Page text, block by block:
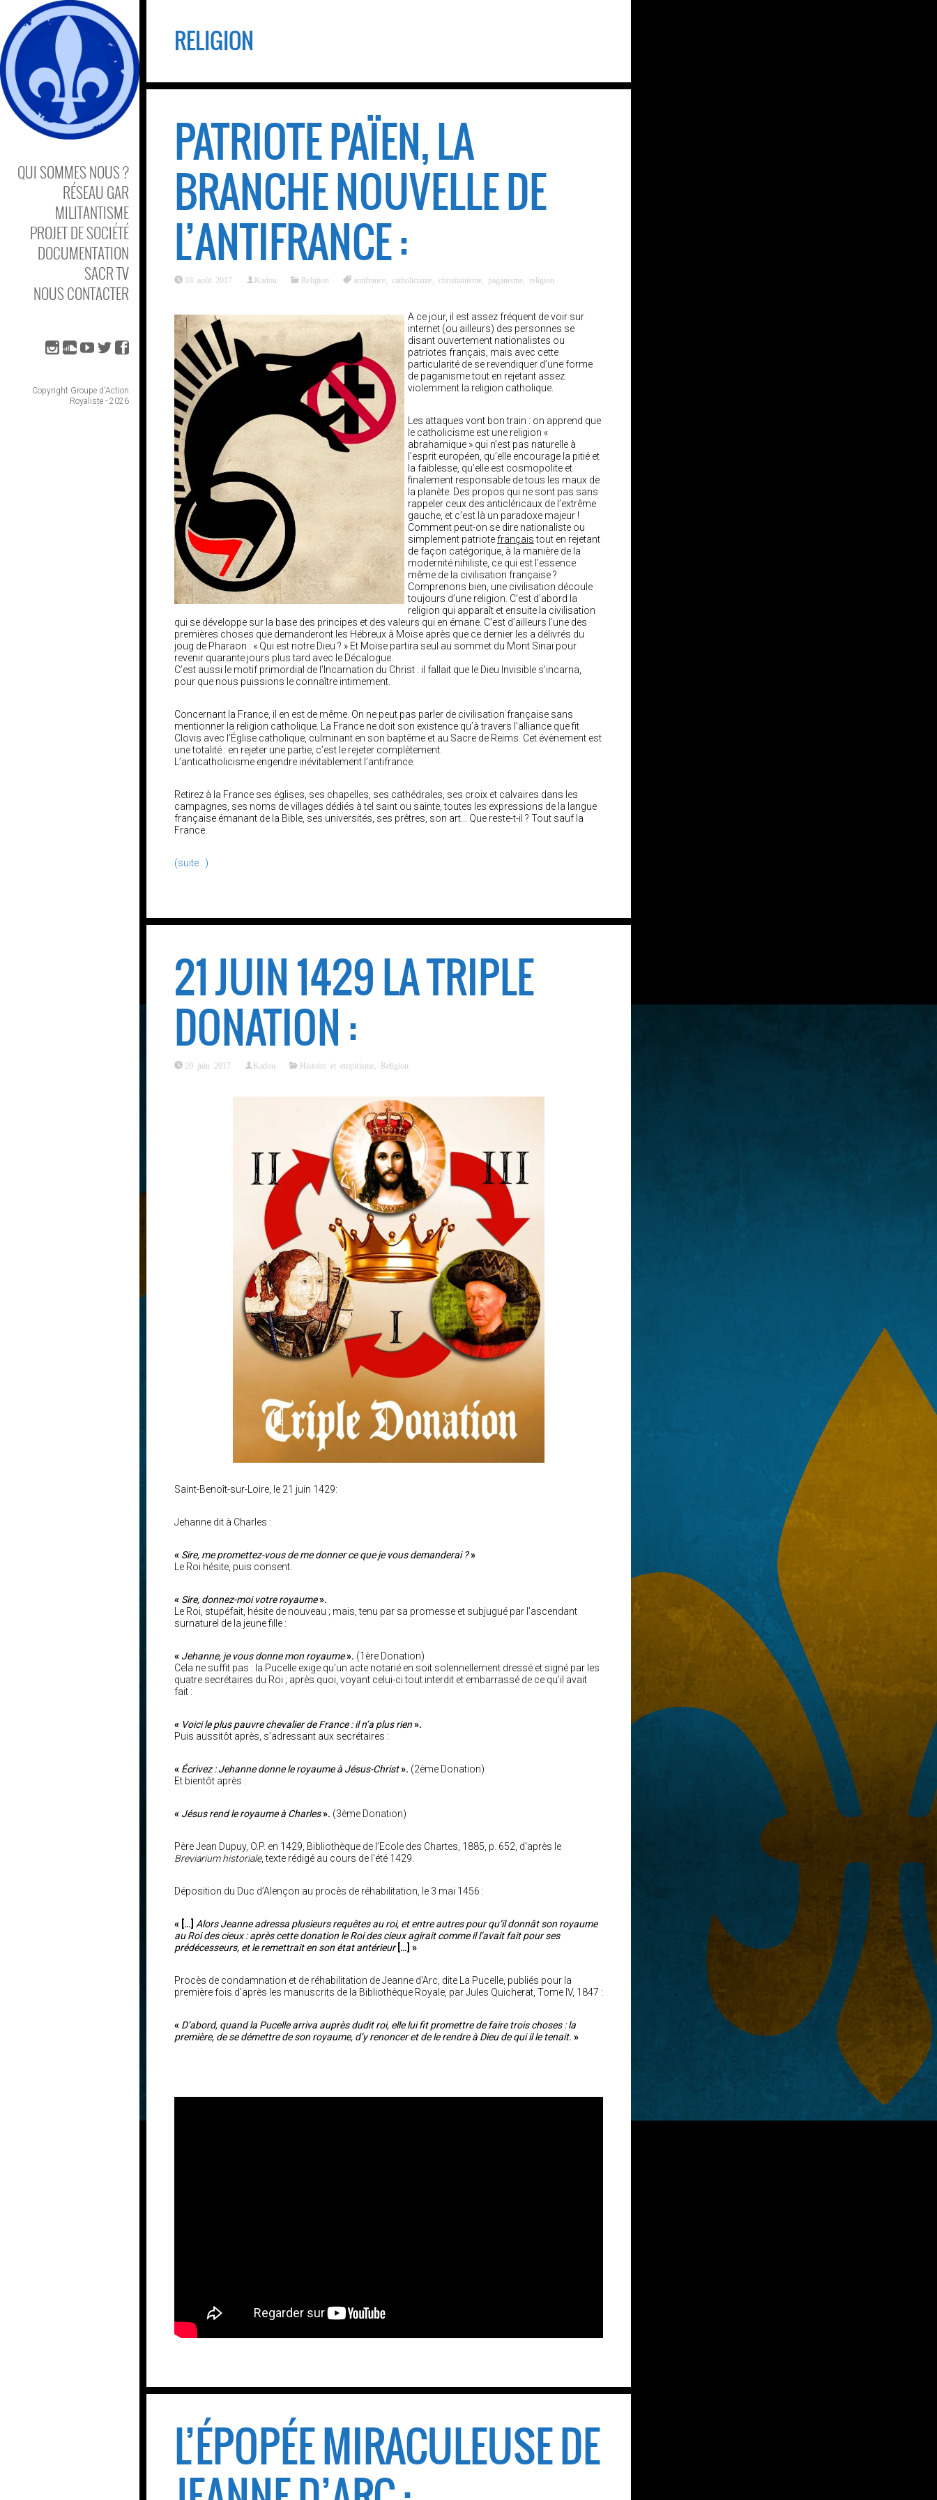
QUI SOMMES NOUS ?
RÉSEAU GAR
MILITANTISME
PROJET DE SOCIÉTÉ
DOCUMENTATION
SACR TV
NOUS CONTACTER
Copyright Groupe d'Action
Royaliste - 2026
RELIGION
PATRIOTE PAÏEN, LA
BRANCHE NOUVELLE DE
L’ANTIFRANCE :
18 août 2017 Kadou Religion antifrance catholicisme christianisme paganisme religion
A ce jour, il est assez fréquent de voir sur
internet (ou ailleurs) des personnes se
disant ouvertement nationalistes ou
patriotes français, mais avec cette
particularité de se revendiquer d’une forme
de paganisme tout en rejetant assez
violemment la religion catholique.
Les attaques vont bon train : on apprend que
le catholicisme est une religion «
abrahamique » qui n’est pas naturelle à
l’esprit européen, qu’elle encourage la pitié et
la faiblesse, qu’elle est cosmopolite et
finalement responsable de tous les maux de
la planète. Des propos qui ne sont pas sans
rappeler ceux des anticléricaux de l’extrême
gauche, et c’est là un paradoxe majeur !
Comment peut-on se dire nationaliste ou
simplement patriotefrançaistout en rejetant
de façon catégorique, à la manière de la
modernité nihiliste, ce qui est l’essence
même de la civilisation française ?
Comprenons bien, une civilisation découle
toujours d’une religion. C’est d’abord la
religion qui apparaît et ensuite la civilisation
qui se développe sur la base des principes et des valeurs qui en émane. C’est d’ailleurs l’une des
premières choses que demanderont les Hébreux à Moïse après que ce dernier les a délivrés du
joug de Pharaon : « Qui est notre Dieu ? » Et Moïse partira seul au sommet du Mont Sinaï pour
revenir quarante jours plus tard avec le Décalogue.
C’est aussi le motif primordial de l’Incarnation du Christ : il fallait que le Dieu Invisible s’incarna,
pour que nous puissions le connaître intimement.
Concernant la France, il en est de même. On ne peut pas parler de civilisation française sans
mentionner la religion catholique. La France ne doit son existence qu’à travers l’alliance que fit
Clovis avec l’Église catholique, culminant en son baptême et au Sacre de Reims. Cet évènement est
une totalité : en rejeter une partie, c’est le rejeter complètement.
L’anticatholicisme engendre inévitablement l’antifrance.
Retirez à la France ses églises, ses chapelles, ses cathédrales, ses croix et calvaires dans les
campagnes, ses noms de villages dédiés à tel saint ou sainte, toutes les expressions de la langue
française émanant de la Bible, ses universités, ses prêtres, son art… Que reste-t-il ? Tout sauf la
France.
(suite…)
21 JUIN 1429 LA TRIPLE
DONATION :
20 juin 2017 Kadou Histoire et empirisme Religion
Saint-Benoît-sur-Loire, le 21 juin 1429:
Jehanne dit à Charles :
« Sire, me promettez-vous de me donner ce que je vous demanderai ?»
Le Roi hésite, puis consent.
« Sire, donnez-moi votre royaume».
Le Roi, stupéfait, hésite de nouveau ; mais, tenu par sa promesse et subjugué par l’ascendant
surnaturel de la jeune fille :
« Jehanne, je vous donne mon royaume». (1ère Donation)
Cela ne suffit pas : la Pucelle exige qu’un acte notarié en soit solennellement dressé et signé par les
quatre secrétaires du Roi ; après quoi, voyant celui-ci tout interdit et embarrassé de ce qu’il avait
fait :
« Voici le plus pauvre chevalier de France : il n’a plus rien».
Puis aussitôt après, s’adressant aux secrétaires :
« Écrivez : Jehanne donne le royaume à Jésus-Christ». (2ème Donation)
Et bientôt après :
« Jésus rend le royaume à Charles». (3ème Donation)
Père Jean Dupuy, O.P. en 1429, Bibliothèque de l’Ecole des Chartes, 1885, p. 652, d’après le
Breviarium historiale, texte rédigé au cours de l’été 1429.
Déposition du Duc d’Alençon au procès de réhabilitation, le 3 mai 1456 :
« […] Alors Jeanne adressa plusieurs requêtes au roi, et entre autres pour qu’il donnât son royaume
au Roi des cieux : après cette donation le Roi des cieux agirait comme il l’avait fait pour ses
prédécesseurs, et le remettrait en son état antérieur […] »
Procès de condamnation et de réhabilitation de Jeanne d’Arc, dite La Pucelle, publiés pour la
première fois d’après les manuscrits de la Bibliothèque Royale, par Jules Quicherat, Tome IV, 1847 :
« D’abord, quand la Pucelle arriva auprès dudit roi, elle lui fit promettre de faire trois choses : la
première, de se démettre de son royaume, d’y renoncer et de le rendre à Dieu de qui il le tenait. »
L’ÉPOPÉE MIRACULEUSE DE